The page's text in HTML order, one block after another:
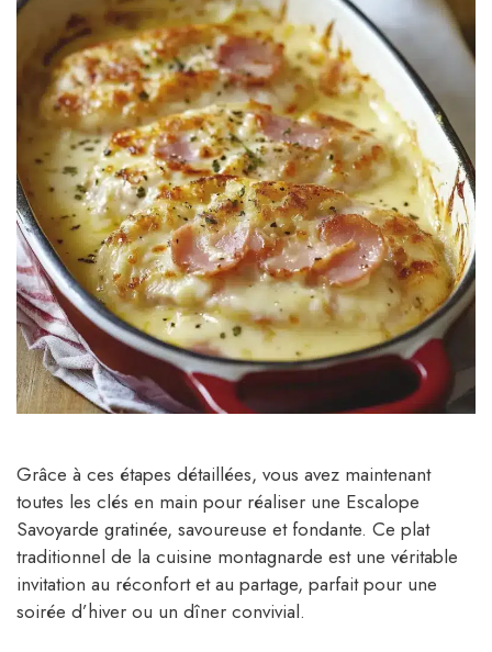
Grâce à ces étapes détaillées, vous avez maintenant
toutes les clés en main pour réaliser une Escalope
Savoyarde gratinée, savoureuse et fondante. Ce plat
traditionnel de la cuisine montagnarde est une véritable
invitation au réconfort et au partage, parfait pour une
soirée d’hiver ou un dîner convivial.